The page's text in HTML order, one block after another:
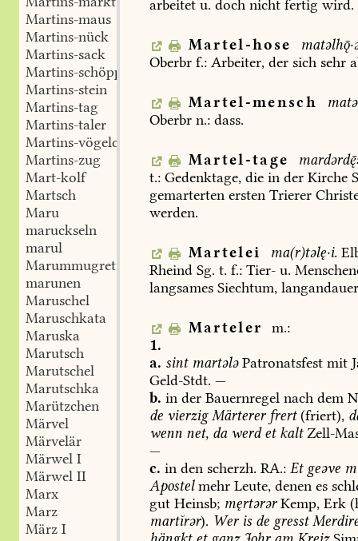
Martins-maus
Martins-nück
Martins-sack
Martins-schöppchen
Martins-stein
Martins-tag
Martins-taler
Martins-vögelchen
Martins-zug
Mart-kolf
Martsch
Maru
maruckseln
marul
Marummugret
marunen
Maruschel
Maruschkata
Maruska
Marutsch
Marutschel
Marutschka
Marützchen
Märvel
Märvelär
Märwel I
Märwel II
Marx
Marz
März I
arbeitet u. doch nicht fertig wird.
Martel-hose
Oberbr f.: Arbeiter, der sich sehr
Martel-mensch
Oberbr n.: dass.
Martel-tage
t.: Gedenktage, die in der Kirche
gemarterten ersten Trierer
werden.
Martelei ma(r)təlę·i.
Rheind Sg. t. f.: Tier- u.
langsames Siechtum,
Marteler
m.:
1.
a. sintmartələPatronatsfest mit
Geld-Stdt. —
b. in der Bauernregel nach dem
de vierzigMärtererfrert(friert),
wenn net, dawerdetkalt Zell-
—
c. in den scherzh. RA.: Etgeəve
Apostelmehr Leute, denen es
gut Heinsb; męrtərər Kemp, Erk
martĭrər). Weris de gresst